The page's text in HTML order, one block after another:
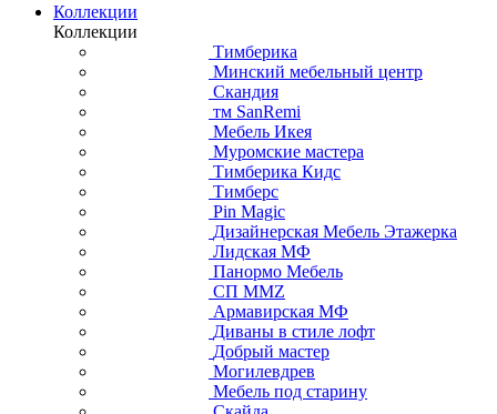
Коллекции
Коллекции
Тимберика
Минский мебельный центр
Скандия
тм SanRemi
Мебель Икея
Муромские мастера
Тимберика Кидс
Тимберс
Pin Magic
Дизайнерская Мебель Этажерка
Лидская МФ
Панормо Мебель
СП ММZ
Армавирская МФ
Диваны в стиле лофт
Добрый мастер
Могилевдрев
Мебель под старину